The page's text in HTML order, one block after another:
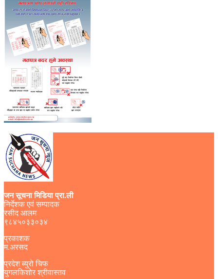
जन सूचना मिडिया प्रा.ली
निर्देशक एवं सम्पादक
रसीद आलम
९८४५०३३०३४
प्रकाशक
म.अरसद
प्रदेश ब्युरो चिफ
युगलकिशोर श्रीवास्तव